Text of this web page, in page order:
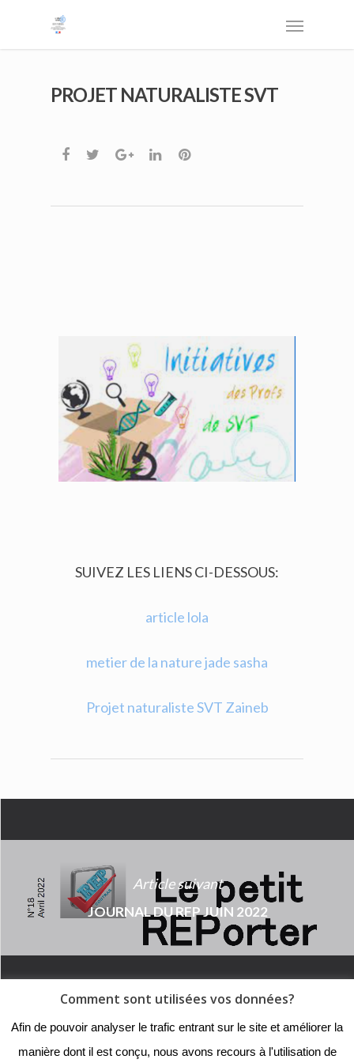
PROJET NATURALISTE SVT
SUIVEZ LES LIENS CI-DESSOUS:
article lola
metier de la nature jade sasha
Projet naturaliste SVT Zaineb
Article suivant
JOURNAL DU REP JUIN 2022
© 2018 - Collège Henri de
Navarre |Mentions légales|
Comment sont utilisées vos données?
Afin de pouvoir analyser le trafic entrant sur le site et améliorer la
manière dont il est conçu, nous avons recours à l'utilisation de